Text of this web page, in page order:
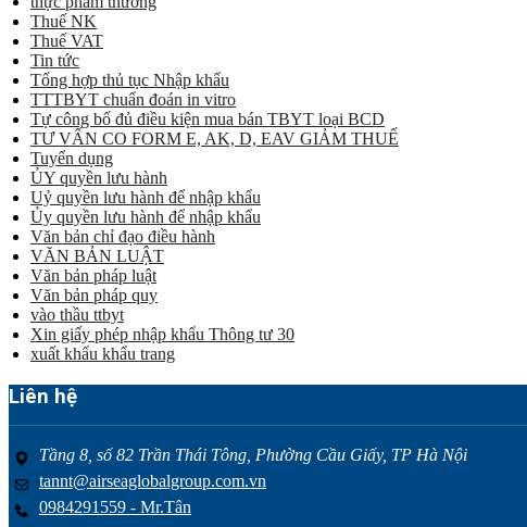
Thuế NK
Thuế VAT
Tin tức
Tổng hợp thủ tục Nhập khẩu
TTTBYT chuẩn đoán in vitro
Tự công bố đủ điều kiện mua bán TBYT loại BCD
TƯ VẤN CO FORM E, AK, D, EAV GIẢM THUẾ
Tuyển dụng
ỦY quyền lưu hành
Uỷ quyền lưu hành để nhập khẩu
Ủy quyền lưu hành để nhập khẩu
Văn bản chỉ đạo điều hành
VĂN BẢN LUẬT
Văn bản pháp luật
Văn bản pháp quy
vào thầu ttbyt
Xin giấy phép nhập khẩu Thông tư 30
xuất khẩu khẩu trang
Liên hệ
Tầng 8, số 82 Trần Thái Tông, Phường Cầu Giấy, TP Hà Nội
tannt@airseaglobalgroup.com.vn
0984291559 - Mr.Tân